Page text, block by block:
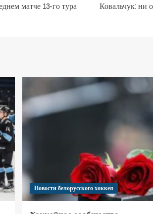
матче 13-го тура
Ковальчук: ни
Новости белорусского хоккея